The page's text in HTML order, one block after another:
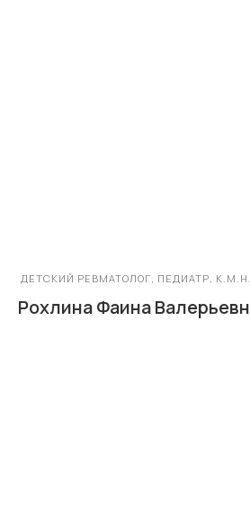
ДЕТСКИЙ РЕВМАТОЛОГ, ПЕДИАТР,
Рохлина Фаина